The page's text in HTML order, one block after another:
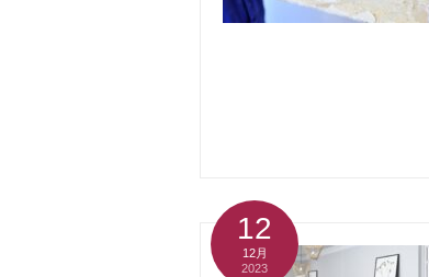
12
12月
2023